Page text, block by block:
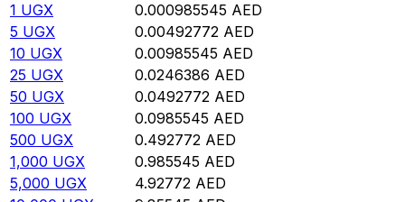
1 UGX 0.000985545 AED
5 UGX 0.00492772 AED
10 UGX 0.00985545 AED
25 UGX 0.0246386 AED
50 UGX 0.0492772 AED
100 UGX 0.0985545 AED
500 UGX 0.492772 AED
1,000 UGX 0.985545 AED
5,000 UGX 4.92772 AED